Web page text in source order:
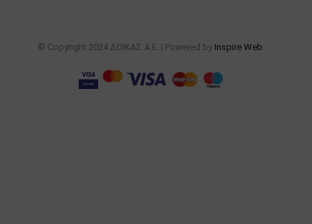
© Copyright 2024 ΔΟΙΚΑΣ Α.Ε. | Powered by Inspire Web